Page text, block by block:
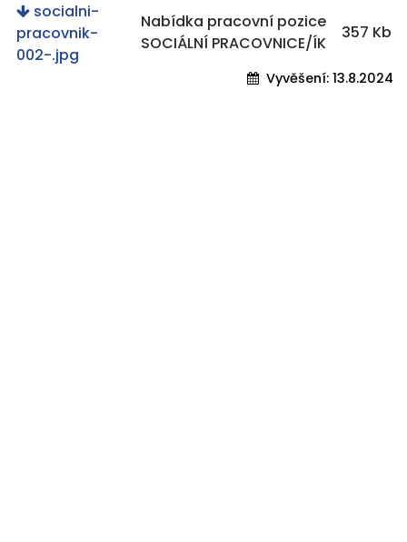
socialni-
pracovnik-
002-.jpg
Nabídka pracovní pozice
SOCIÁLNÍ PRACOVNICE/ÍK
357 Kb
Vyvěšení: 13.8.2024